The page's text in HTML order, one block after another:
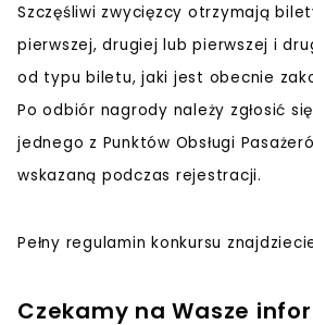
Szczęśliwi zwycięzcy otrzymają
pierwszej, drugiej lub pierwszej i
od typu biletu, jaki jest obecnie
Po odbiór nagrody należy zgłosić
jednego z Punktów Obsługi
wskazaną podczas rejestracji.
Pełny regulamin konkursu
Czekamy na Wasze